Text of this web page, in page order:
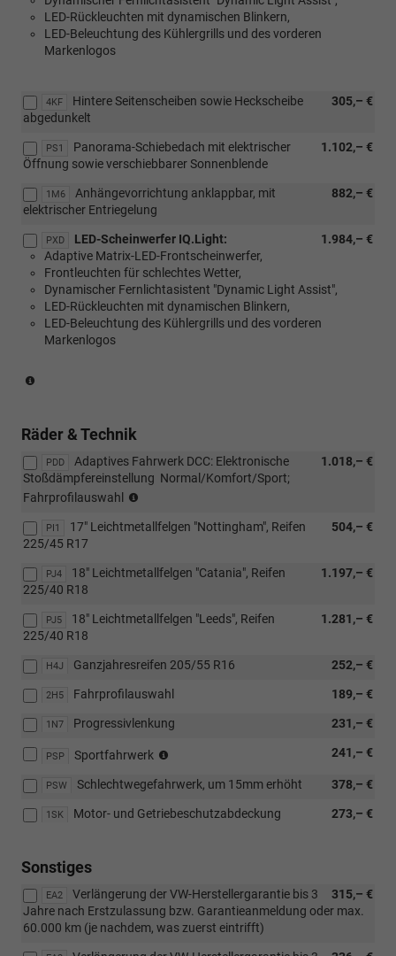
LED-Rückleuchten mit dynamischen Blinkern,
LED-Beleuchtung des Kühlergrills und des vorderen
Markenlogos
4KF 305,– €
Hintere Seitenscheiben sowie Heckscheibe
abgedunkelt
PS1 1.102,– €
Panorama-Schiebedach mit elektrischer
Öffnung sowie verschiebbarer Sonnenblende
1M6 882,– €
Anhängevorrichtung anklappbar, mit
elektrischer Entriegelung
PXD 1.984,– €
LED-Scheinwerfer IQ.Light:
Adaptive Matrix-LED-Frontscheinwerfer,
Frontleuchten für schlechtes Wetter,
Dynamischer Fernlichtasistent "Dynamic Light Assist",
LED-Rückleuchten mit dynamischen Blinkern,
LED-Beleuchtung des Kühlergrills und des vorderen
Markenlogos
mit:
[W50]
Angebotspaket
"Komfort")
Räder & Technik
PDD 1.018,– €
Adaptives Fahrwerk DCC: Elektronische
Stoßdämpfereinstellung  Normal/Komfort/Sport;
Fahrprofilauswahl
Verbindung
KW
oder
oder
PI1 504,– €
17" Leichtmetallfelgen "Nottingham", Reifen
225/45 R17
PJ4 1.197,– €
18" Leichtmetallfelgen "Catania", Reifen
225/40 R18
PJ5 1.281,– €
18" Leichtmetallfelgen "Leeds", Reifen
225/40 R18
H4J 252,– €
Ganzjahresreifen 205/55 R16
2H5 189,– €
Fahrprofilauswahl
1N7 231,– €
Progressivlenkung
PSP 241,– €
Sportfahrwerk
2.0
85
PSW 378,– €
Schlechtwegefahrwerk, um 15mm erhöht
1SK 273,– €
Motor- und Getriebeschutzabdeckung
Sonstiges
EA2 315,– €
Verlängerung der VW-Herstellergarantie bis 3
Jahre nach Erstzulassung bzw. Garantieanmeldung oder max.
60.000 km (je nachdem, was zuerst eintrifft)